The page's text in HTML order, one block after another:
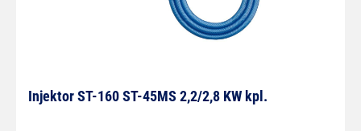
Injektor ST-160 ST-45MS 2,2/2,8 KW kpl.